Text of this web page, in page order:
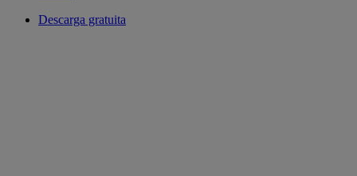
Descarga gratuita